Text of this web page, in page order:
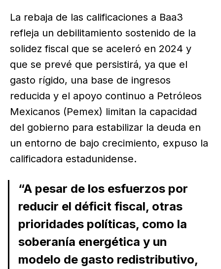
La rebaja de las calificaciones a Baa3
refleja un debilitamiento sostenido de la
solidez fiscal que se aceleró en 2024 y
que se prevé que persistirá, ya que el
gasto rígido, una base de ingresos
reducida y el apoyo continuo a Petróleos
Mexicanos (Pemex) limitan la capacidad
del gobierno para estabilizar la deuda en
un entorno de bajo crecimiento, expuso la
calificadora estadunidense.
“A pesar de los esfuerzos por
reducir el déficit fiscal, otras
prioridades políticas, como la
soberanía energética y un
modelo de gasto redistributivo,